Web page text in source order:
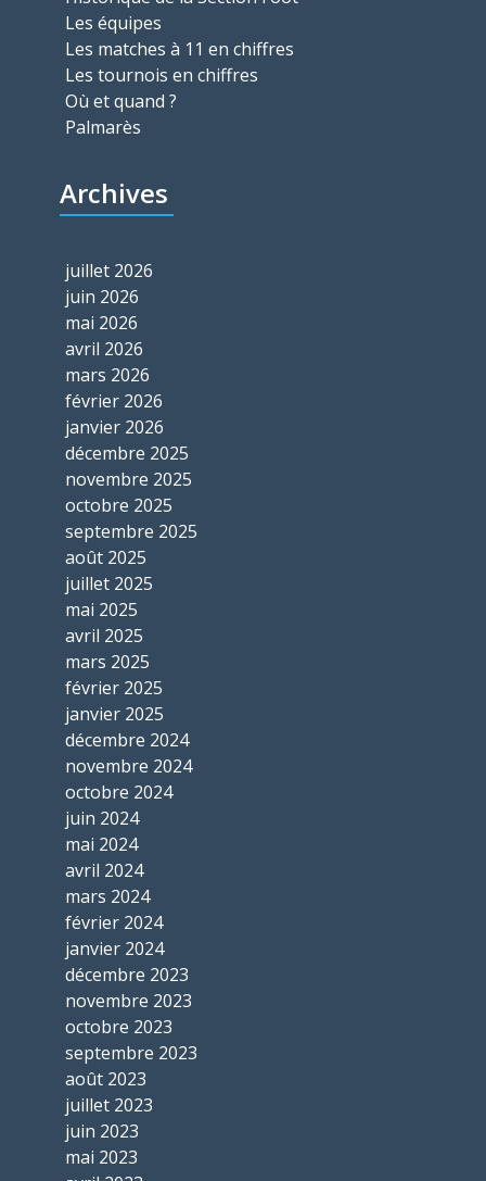
Les équipes
Les matches à 11 en chiffres
Les tournois en chiffres
Où et quand ?
Palmarès
Archives
juillet 2026
juin 2026
mai 2026
avril 2026
mars 2026
février 2026
janvier 2026
décembre 2025
novembre 2025
octobre 2025
septembre 2025
août 2025
juillet 2025
mai 2025
avril 2025
mars 2025
février 2025
janvier 2025
décembre 2024
novembre 2024
octobre 2024
juin 2024
mai 2024
avril 2024
mars 2024
février 2024
janvier 2024
décembre 2023
novembre 2023
octobre 2023
septembre 2023
août 2023
juillet 2023
juin 2023
mai 2023